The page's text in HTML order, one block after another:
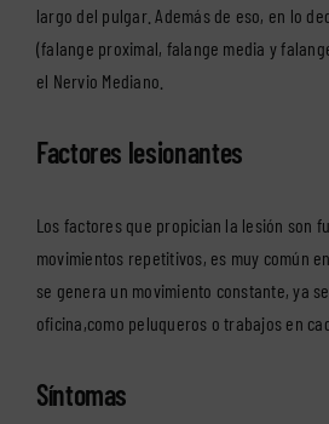
largo del pulgar. Además de eso, en lo
(falange proximal, falange media y
el Nervio Mediano.
Factores lesionantes
Los factores que propician la lesión son
movimientos repetitivos, es muy común
se genera un movimiento constante, ya
oficina,como peluqueros o trabajos en
Síntomas